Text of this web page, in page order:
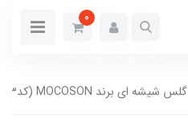
0
گلس شیشه ای برند MOCOSON (کدG7003)